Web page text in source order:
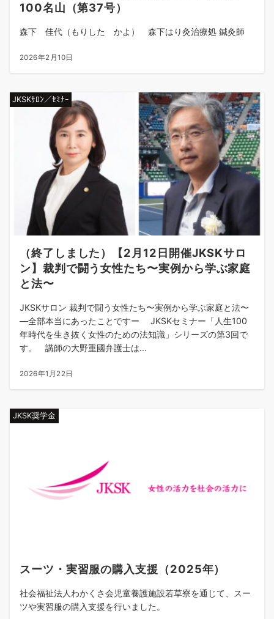
100名山（第37号）
森下 佳代（もりした かよ） 森下はり灸治療処 鍼灸師
2026年2月10日
JKSKｻﾛﾝ／ｾﾐﾅｰ
（終了しました）【2月12日開催JKSKサロ
ン】裁判で闘う女性たち〜実例から学ぶ家庭
と法〜
JKSKサロン 裁判で闘う女性たち〜実例から学ぶ家庭と法〜
―全部本当にあったことですー JKSKセミナー「人生100
年時代を生き抜く女性のための法知識」シリーズの第3回で
す。 講師の大野重國弁護士は...
2026年1月22日
JKSK奨学金
スーツ・実習服の購入支援（2025年）
社会福祉法人わかくさ会児童養護施設若草寮を通じて、スー
ツや実習服の購入支援を行いました。